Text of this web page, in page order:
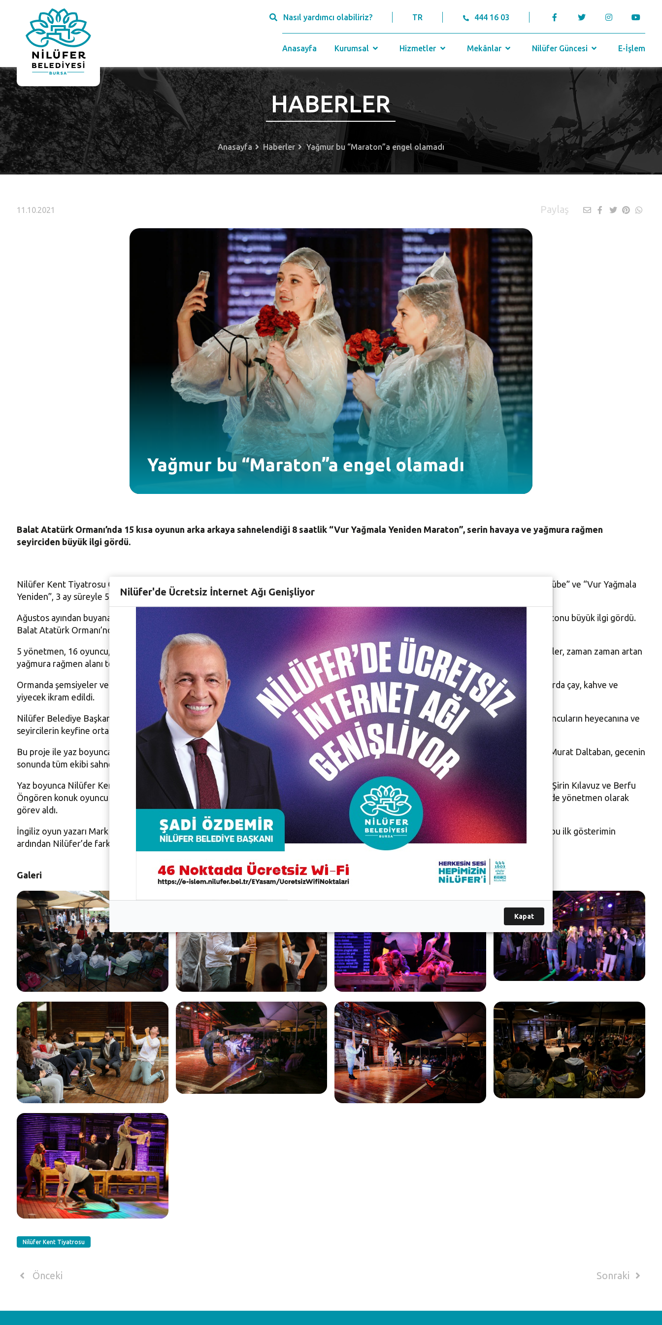
Nasıl yardımcı olabiliriz? TR 444 16 03
Anasayfa Kurumsal Hizmetler Mekânlar Nilüfer Güncesi E-İşlem
HABERLER
Anasayfa Haberler Yağmur bu “Maraton”a engel olamadı
11.10.2021 Paylaş
Yağmur bu “Maraton”a engel olamadı
Balat Atatürk Ormanı’nda 15 kısa oyunun arka arkaya sahnelendiği 8 saatlik “Vur Yağmala Yeniden Maraton”, serin havaya ve yağmura rağmen
seyirciden büyük ilgi gördü.
Nilüfer Kent Tiyatrosu Genel Sanat Yönetmeni Murat Daltaban’ın bir açıkhava gösteri alanı projesi olarak hayata geçirdiği “Ormandaki Kulübe” ve “Vur Yağmala
Yeniden”, 3 ay süreyle 5 farklı episodun sahnelenmesinin ardından 8 saatlik maraton ile tamamlandı.
Ağustos ayından buyana 5 episod şeklinde sahnelenen 15 kısa oyunun, 15 dakikalık aralarla arka arkaya sahnelendiği 8 saatlik tiyatro maratonu büyük ilgi gördü.
Balat Atatürk Ormanı’nda bu proje için oluşturulan açıkhava sahnesi, serin havaya ve yağan yağmura rağmen seyirciyle doldu.
5 yönetmen, 16 oyuncu, 15 kısa oyunla, muhteşem bir tiyatro deneyimi olan “Vur Yağmala Yeniden Maraton”u keyifle izleyen tiyatroseverler, zaman zaman artan
yağmura rağmen alanı terk etmediler.
Ormanda şemsiyeler ve ısıtıcılar altında 8 saat boyunca tiyatro izlemenin keyfini çıkaran ve benzersiz bir deneyim yaşayan izleyicilere aralarda çay, kahve ve
yiyecek ikram edildi.
Nilüfer Belediye Başkan Yardımcısı Zafer Yıldız da 8 saatlik tiyatro maratonunu izleyerek, zaman zaman yağmurluklarla sahneye çıkan oyuncuların heyecanına ve
seyircilerin keyfine ortak oldu.
Bu proje ile yaz boyunca Bursalı tiyatroseverleri doğanın kucağında tiyatro ile buluşturan Nilüfer Kent Tiyatrosu Genel Sanat Yönetmeni Murat Daltaban, gecenin
sonunda tüm ekibi sahneye davet ederek emeği geçenlere teşekkür etti.
Yaz boyunca Nilüfer Kent Tiyatrosu oyuncularının başarıyla sahnelediği “Vur Yağmala Yeniden” oyununda; Beste Bereket, Zeynep Dinsel, Şirin Kılavuz ve Berfu
Öngören konuk oyuncu olarak rol alırken, Mert Öner, Melisa İclal Yamanarda, Ebru Nihan Celkan, Gülhan Kadim, Doğu Yaşar Akal da projede yönetmen olarak
görev aldı.
İngiliz oyun yazarı Mark Ravenhill tarafından yazılan kara komedi 15 oyundan oluşan “Vur Yağmala Yeniden Maraton”, açık havada yapılan bu ilk gösterimin
ardından Nilüfer’de farklı mekanlarda ve farklı şehirlerde seyirciyle buluşmaya devam edecek.
Galeri
Nilüfer Kent Tiyatrosu
Önceki Sonraki
Nilüfer'de Ücretsiz İnternet Ağı Genişliyor
Kapat